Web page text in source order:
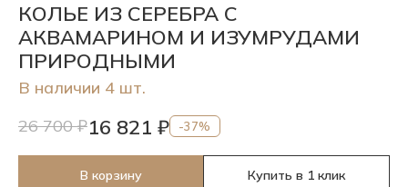
КОЛЬЕ ИЗ СЕРЕБРА С
АКВАМАРИНОМ И ИЗУМРУДАМИ
ПРИРОДНЫМИ
В наличии 4 шт.
26 700 ₽16 821 ₽ -37%
В корзину Купить в 1 клик